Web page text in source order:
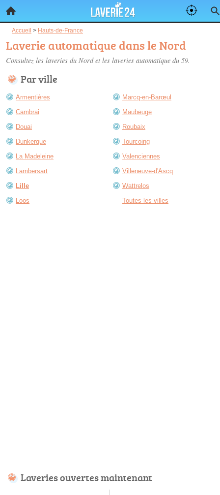
Accueil > Hauts-de-France
Laverie automatique dans le Nord
Consultez les laveries du Nordet les laveries automatique du 59.
Par ville
Armentières
Cambrai
Douai
Dunkerque
La Madeleine
Lambersart
Lille
Loos
Marcq-en-Barœul
Maubeuge
Roubaix
Tourcoing
Valenciennes
Villeneuve-d'Ascq
Wattrelos
Toutes les villes
Laveries ouvertes maintenant